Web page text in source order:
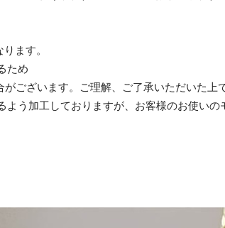
ます。
ため
ございます。ご理解、ご了承いただいた上
う加工しておりますが、お客様のお使い